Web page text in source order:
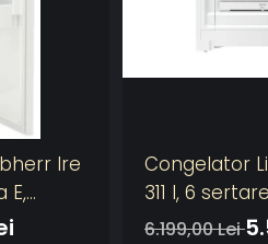
Ire
E,
Congelator
311 l, 6
SuperFrost,
6.199,00 Lei